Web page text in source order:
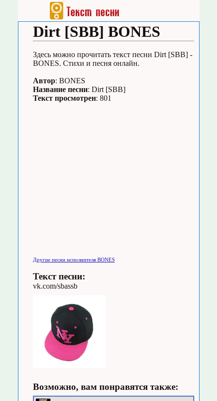
Dirt [SBB] BONES
Здесь можно прочитать текст песни Dirt [SBB] -
BONES. Стихи и песня онлайн.
Автор: BONES
Название песни: Dirt [SBB]
Текст просмотрен: 801
Другие песни исполнителя BONES
Текст песни:
vk.com/sbassb
Возможно, вам понравятся также: